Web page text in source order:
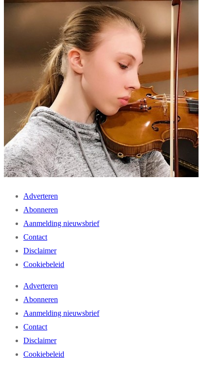
Adverteren
Abonneren
Aanmelding nieuwsbrief
Contact
Disclaimer
Cookiebeleid
Adverteren
Abonneren
Aanmelding nieuwsbrief
Contact
Disclaimer
Cookiebeleid